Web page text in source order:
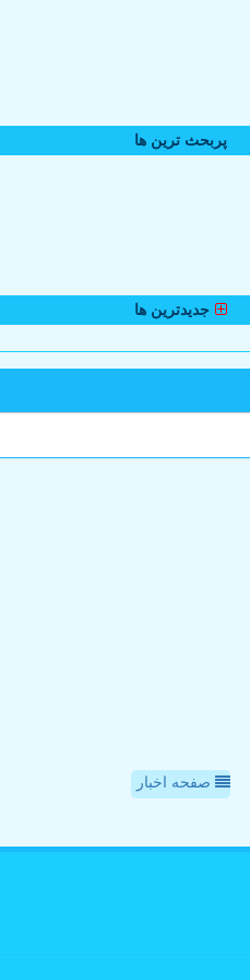
پربحث ترین ها
جدیدترین ها
صفحه اخبار